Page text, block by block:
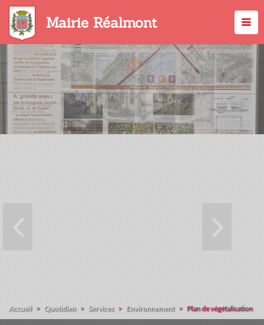
Aller
contenu
principal
Mairie Réalmont
Accueil Quotidien Services Environnement Plan de végétalisation